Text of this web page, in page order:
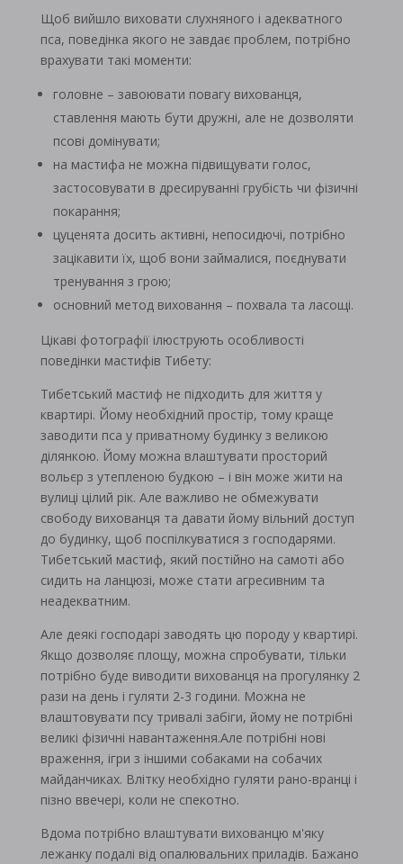
Щоб вийшло виховати слухняного і адекватного
пса, поведінка якого не завдає проблем, потрібно
врахувати такі моменти:
головне – завоювати повагу вихованця,
ставлення мають бути дружні, але не дозволяти
псові домінувати;
на мастифа не можна підвищувати голос,
застосовувати в дресируванні грубість чи фізичні
покарання;
цуценята досить активні, непосидючі, потрібно
зацікавити їх, щоб вони займалися, поєднувати
тренування з грою;
основний метод виховання – похвала та ласощі.
Цікаві фотографії ілюструють особливості
поведінки мастифів Тибету:
Тибетський мастиф не підходить для життя у
квартирі. Йому необхідний простір, тому краще
заводити пса у приватному будинку з великою
ділянкою. Йому можна влаштувати просторий
вольєр з утепленою будкою – і він може жити на
вулиці цілий рік. Але важливо не обмежувати
свободу вихованця та давати йому вільний доступ
до будинку, щоб поспілкуватися з господарями.
Тибетський мастиф, який постійно на самоті або
сидить на ланцюзі, може стати агресивним та
неадекватним.
Але деякі господарі заводять цю породу у квартирі.
Якщо дозволяє площу, можна спробувати, тільки
потрібно буде виводити вихованця на прогулянку 2
рази на день і гуляти 2-3 години. Можна не
влаштовувати псу тривалі забіги, йому не потрібні
великі фізичні навантаження.Але потрібні нові
враження, ігри з іншими собаками на собачих
майданчиках. Влітку необхідно гуляти рано-вранці і
пізно ввечері, коли не спекотно.
Вдома потрібно влаштувати вихованцю м'яку
лежанку подалі від опалювальних приладів. Бажано